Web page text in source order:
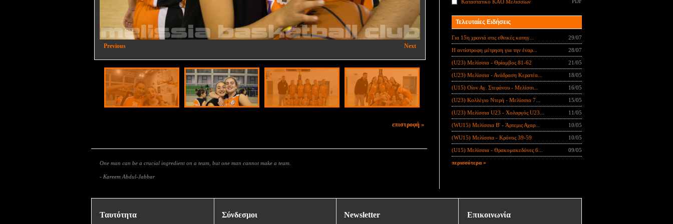
2/21
ΜΕΛΙΣΣΙΑ Β' - ΑΓ. ΝΙΚΟΛΑΟΣ ΠΑΛΛΗΝΗΣ 37-32
Previous Next
επιστροφή »
One man can be a crucial ingredient on a team, but one man cannot make a team.
- Kareem Abdul-Jabbar
Τελευταίες Ειδήσεις
Για 15η χρονιά στις εθνικές κατηγ... 29/07
Η αντίστροφη μέτρηση για την έναρ... 28/07
(U23) Μελίσσια - Θρίαμβος 81-62 21/05
(U23) Μελίσσια - Ανάδραση Κερατέα... 18/05
(U15) Οίον Αγ. Στεφάνου - Μελίσσι... 16/05
(U23) Κολλέγιο Ντερή - Μελίσσια 7... 15/05
(U23) Μελίσσια U23 - Χολαργός U23... 11/05
(WU15) Μελίσσια B' - Άρτεμις Αχαρ... 10/05
(WU15) Μελίσσια - Κρόνος 39-59 10/05
(U15) Μελίσσια - Θρακομακεδόνες 6... 09/05
περισσότερα »
Ταυτότητα Σύνδεσμοι Newsletter Επικοινωνία